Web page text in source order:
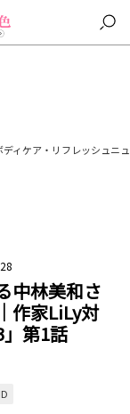
ディケア・リフレッシュニ
中林美和さ
作家LiLy対
第1話